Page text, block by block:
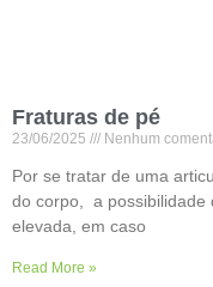
Fraturas de pé
23/06/2025 Nenhum
Por se tratar de uma
do corpo, a possibilidade
elevada, em caso
Read More »